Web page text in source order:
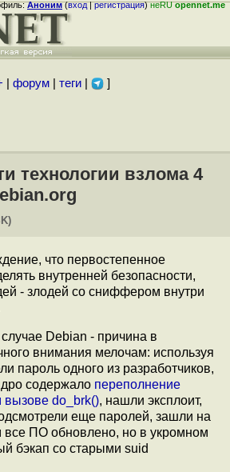
Аноним(вход|регистрация)неRUopennet.me
форум| теги| ]
технологии взлома 4
что первостепенное
внутренней безопасности,
- злодей со сниффером внутри
Debian - причина в
внимания мелочам: используя
пароль одного из разработчиков,
содержало переполнение
do_brk(), нашли эксплоит,
еще паролей, зашли на
все ПО обновлено, но в укромном
бэкап со старыми suid